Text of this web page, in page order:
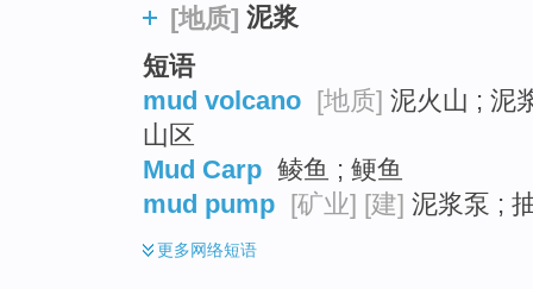
[地质] 泥浆
短语
mud volcano [地质] 泥火山 ; 泥
山区
Mud Carp 鲮鱼 ; 鲠鱼
mud pump [矿业] [建] 泥浆泵 ;
更多网络短语